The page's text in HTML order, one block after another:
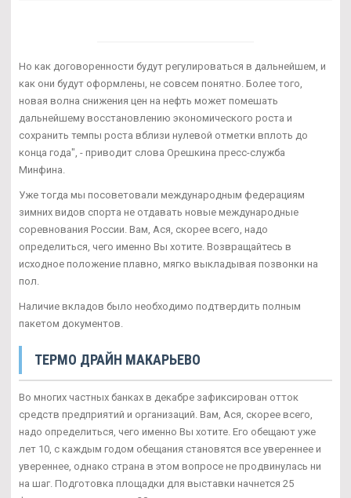
Но как договоренности будут регулироваться в дальнейшем, и
как они будут оформлены, не совсем понятно. Более того,
новая волна снижения цен на нефть может помешать
дальнейшему восстановлению экономического роста и
сохранить темпы роста вблизи нулевой отметки вплоть до
конца года", - приводит слова Орешкина пресс-служба
Минфина.
Уже тогда мы посоветовали международным федерациям
зимних видов спорта не отдавать новые международные
соревнования России. Вам, Ася, скорее всего, надо
определиться, чего именно Вы хотите. Возвращайтесь в
исходное положение плавно, мягко выкладывая позвонки на
пол.
Наличие вкладов было необходимо подтвердить полным
пакетом документов.
ТЕРМО ДРАЙН МАКАРЬЕВО
Во многих частных банках в декабре зафиксирован отток
средств предприятий и организаций. Вам, Ася, скорее всего,
надо определиться, чего именно Вы хотите. Его обещают уже
лет 10, с каждым годом обещания становятся все увереннее и
увереннее, однако страна в этом вопросе не продвинулась ни
на шаг. Подготовка площадки для выставки начнется 25